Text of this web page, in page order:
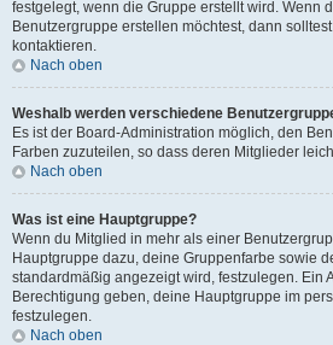
festgelegt, wenn die Gruppe erstellt wird. Wenn
Benutzergruppe erstellen möchtest, dann
kontaktieren.
Nach oben
Weshalb werden verschiedene
Es ist der Board-Administration möglich, den
Farben zuzuteilen, so dass deren Mitglieder
Nach oben
Was ist eine Hauptgruppe?
Wenn du Mitglied in mehr als einer
Hauptgruppe dazu, deine Gruppenfarbe sowie
standardmäßig angezeigt wird, festzulegen. Ein
Berechtigung geben, deine Hauptgruppe im
festzulegen.
Nach oben